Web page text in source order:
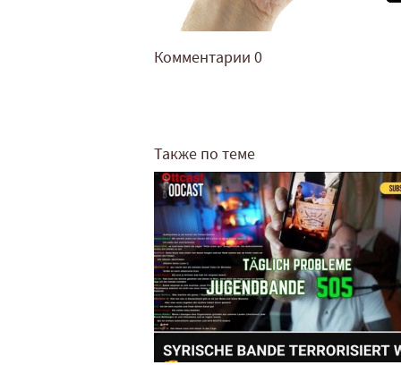
Комментарии 0
Также по теме